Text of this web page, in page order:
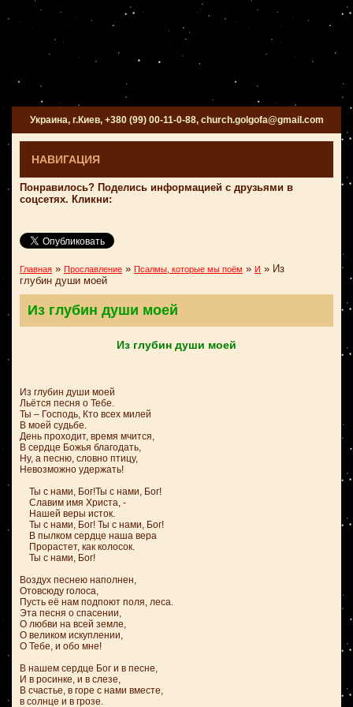
Украина, г.Киев, +380 (99) 00-11-0-88, church.golgofa@gmail.com
НАВИГАЦИЯ
Понравилось? Поделись информацией с друзьями в
соцсетях. Кликни:
Главная » Прославление » Псалмы, которые мы поём » И » Из
глубин души моей
Из глубин души моей
Из глубин души моей
Из глубин души моей
Льётся песня о Тебе.
Ты – Господь, Кто всех милей
В моей судьбе.
День проходит, время мчится,
В сердце Божья благодать,
Ну, а песню, словно птицу,
Невозможно удержать!
Ты с нами, Бог!Ты с нами, Бог!
Славим имя Христа, -
Нашей веры исток.
Ты с нами, Бог! Ты с нами, Бог!
В пылком сердце наша вера
Прорастет, как колосок.
Ты с нами, Бог!
Воздух песнею наполнен,
Отовсюду голоса,
Пусть её нам подпоют поля, леса.
Эта песня о спасении,
О любви на всей земле,
О великом искуплении,
О Тебе, и обо мне!
В нашем сердце Бог и в песне,
И в росинке, и в слезе,
В счастье, в горе с нами вместе,
в солнце и в грозе.